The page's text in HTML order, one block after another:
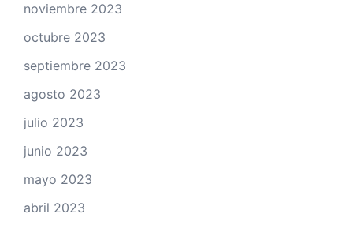
noviembre 2023
octubre 2023
septiembre 2023
agosto 2023
julio 2023
junio 2023
mayo 2023
abril 2023